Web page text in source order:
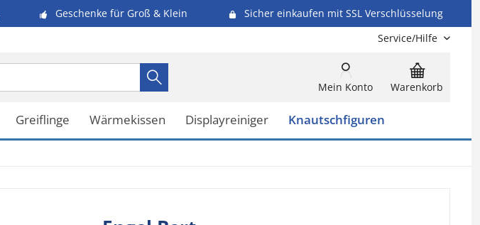
Geschenke für Groß & Klein
Sicher einkaufen mit SSL Verschlüsselung
Service/Hilfe
Warenkorb
Mein Konto
Greiflinge Wärmekissen Displayreiniger Knautschfiguren